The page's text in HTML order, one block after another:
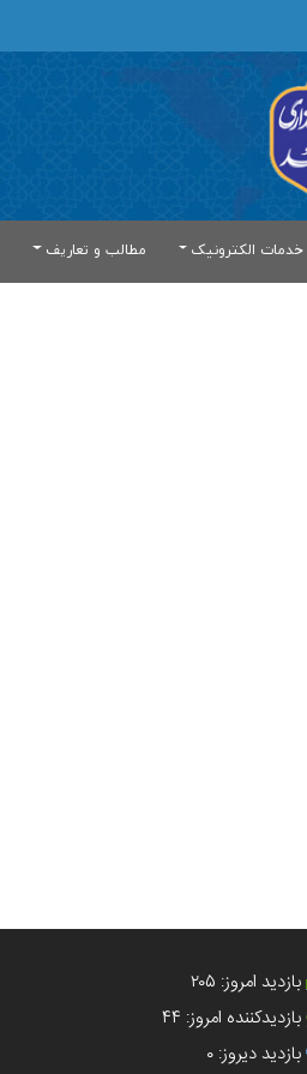
خدمات الکترونیک مطالب و تعاریف
بازدید امروز: ۲۰۵
بازدیدکننده امروز: ۴۴
بازدید دیروز: ۰